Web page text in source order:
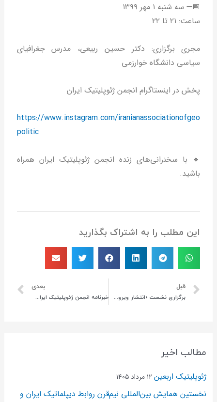
📅➖ سه شنبه ۱ مهر ۱۳۹۹
ساعت: ۲۱ تا ۲۲
مجری برگزاری: دکتر حسین ربیعی، مدرس جغرافیای
سیاسی دانشگاه خوارزمی
پخش در اینستاگرام انجمن ژئوپلیتیک ایران
https://www.instagram.com/iranianassociationofgeo
politic
🔹 با سخنرانی‌های زنده انجمن ژئوپلیتیک ایران همراه
باشید.
این مطلب را به اشتراک بگذارید
قبل
برگزاری نشست «انتشار ویروس کرونا و بی عدالتی فضایی-جغرافیایی»
بعدی
خبرنامه انجمن ژئوپلیتیک ایران، شماره تابستان ۹۹ منتشر شد
مطالب اخیر
ژئوپلیتیک اربعین ۱۲ مرداد ۱۴۰۵
نخستین همایش بین‌المللی نیم‌قرن روابط دیپلماتیک ایران و